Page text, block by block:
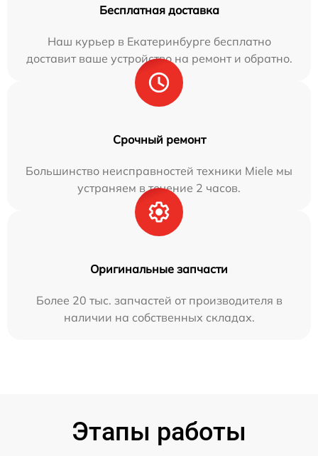
Бесплатная доставка
Наш курьер в Екатеринбурге бесплатно
доставит ваше устройство на ремонт и обратно.
Срочный ремонт
Большинство неисправностей техники Miele мы
устраняем в течение 2 часов.
Оригинальные запчасти
Более 20 тыс. запчастей от производителя в
наличии на собственных складах.
Этапы работы